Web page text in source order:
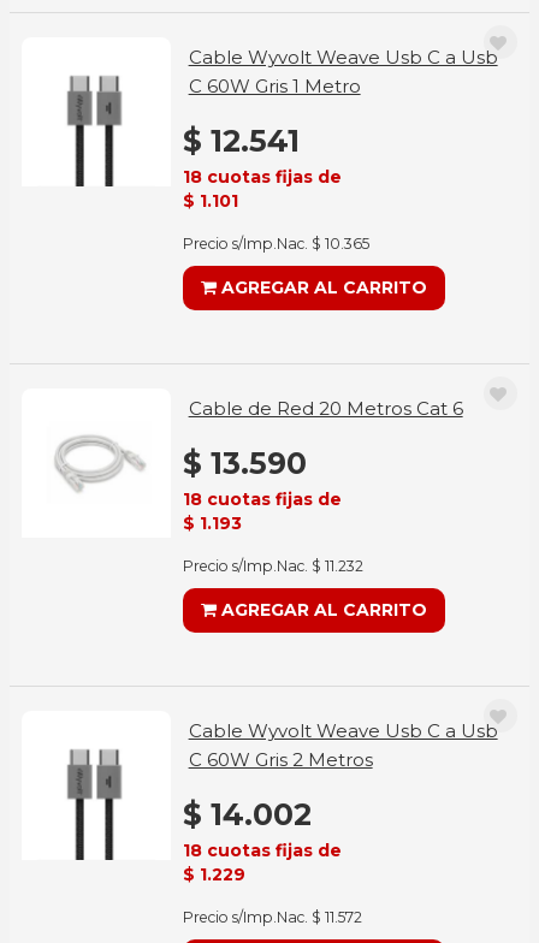
Cable Wyvolt Weave Usb C a Usb
C 60W Gris 1 Metro
$ 12.541
18 cuotas fijas de
$ 1.101
Precio s/Imp.Nac. $ 10.365
AGREGAR AL CARRITO
Cable de Red 20 Metros Cat 6
$ 13.590
18 cuotas fijas de
$ 1.193
Precio s/Imp.Nac. $ 11.232
AGREGAR AL CARRITO
Cable Wyvolt Weave Usb C a Usb
C 60W Gris 2 Metros
$ 14.002
18 cuotas fijas de
$ 1.229
Precio s/Imp.Nac. $ 11.572